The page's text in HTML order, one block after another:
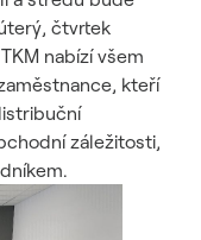
čtvrtek
nabízí všem
kteří
záležitosti,